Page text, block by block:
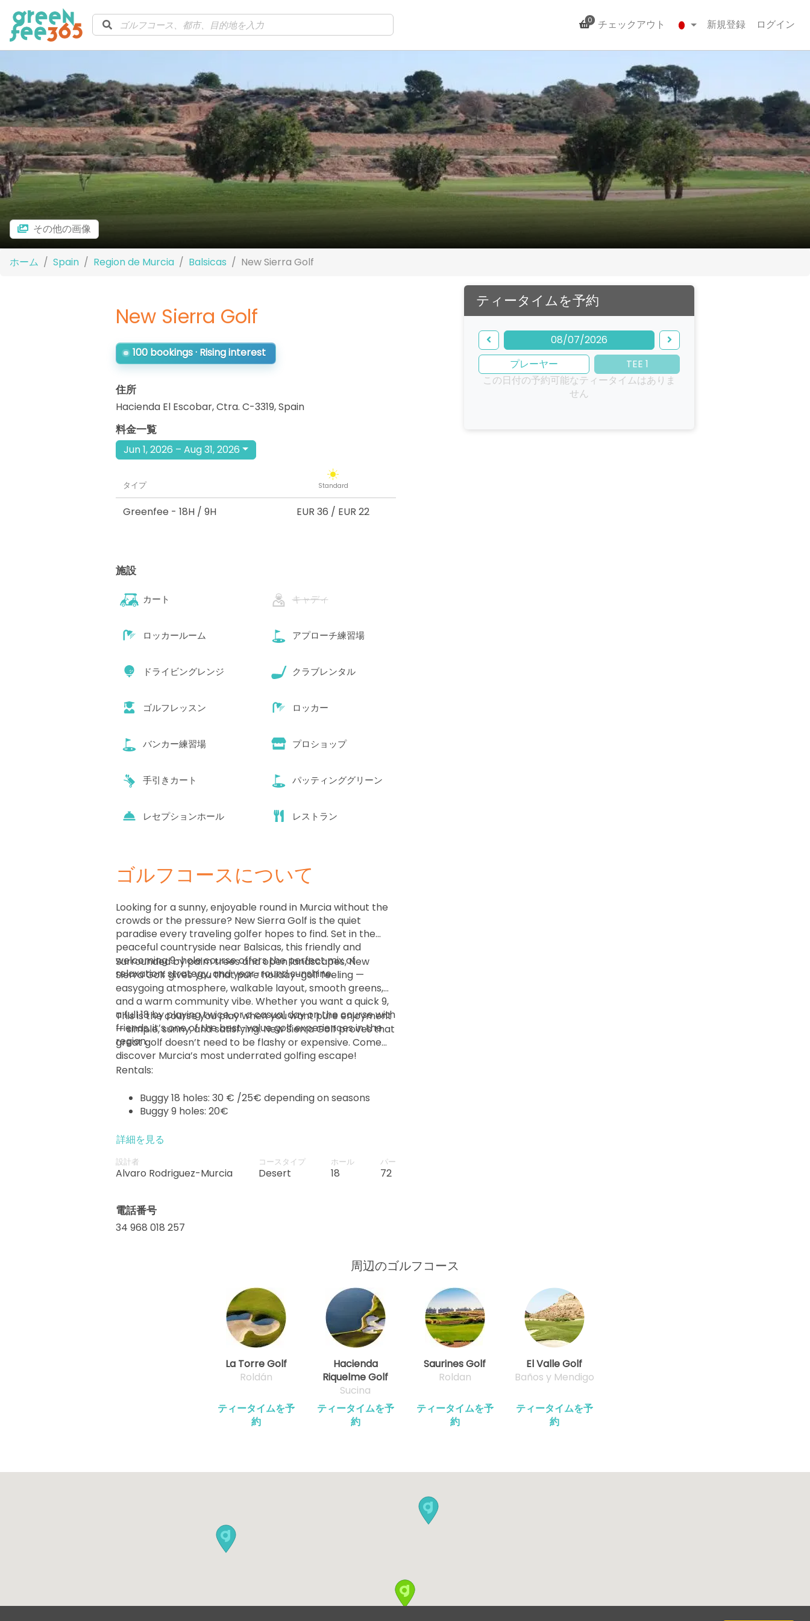
0 チェックアウト 新規登録 ログイン
その他の画像
ホーム Spain Region de Murcia Balsicas New Sierra Golf
New Sierra Golf
100 bookings · Rising interest
住所
Hacienda El Escobar, Ctra. C-3319,Spain
ティータイムを予約
08/07/2026
プレーヤー
TEE 1
この日付の予約可能なティータイムはありま
せん
料金一覧
Jun 1, 2026 – Aug 31, 2026
タイプ Standard
Greenfee - 18H / 9H EUR 36 / EUR 22
施設
カート キャディ
ロッカールーム アプローチ練習場
ドライビングレンジ クラブレンタル
ゴルフレッスン ロッカー
バンカー練習場 プロショップ
手引きカート パッティンググリーン
レセプションホール レストラン
ゴルフコースについて
Looking for a sunny, enjoyable round in Murcia without the
crowds or the pressure? New Sierra Golf is the quiet
paradise every traveling golfer hopes to find. Set in the
peaceful countryside near Balsicas, this friendly and
welcoming 9-hole course offers the perfect mix of
relaxation, strategy, and year-round sunshine.
Surrounded by palm trees and open landscapes, New
Sierra Golf gives you that pure holiday-golf feeling —
easygoing atmosphere, walkable layout, smooth greens,
and a warm community vibe. Whether you want a quick 9,
a full 18 by playing twice, or a casual day on the course with
friends, it’s one of the best-value golf experiences in the
region.
This is the course you play when you want pure enjoyment
— simple, sunny, and satisfying. New Sierra Golf proves that
great golf doesn’t need to be flashy or expensive. Come
discover Murcia’s most underrated golfing escape!
Rentals:
Buggy 18 holes: 30 € /25€ depending on seasons
Buggy 9 holes: 20€
詳細を見る
設計者
Alvaro Rodriguez-Murcia
コースタイプ
Desert
ホール
18
パー
72
電話番号
34 968 018 257
周辺のゴルフコース
La Torre Golf
Roldán
ティータイムを予
約
Hacienda
Riquelme Golf
Sucina
ティータイムを予
約
Saurines Golf
Roldan
ティータイムを予
約
El Valle Golf
Baños y Mendigo
ティータイムを予
約